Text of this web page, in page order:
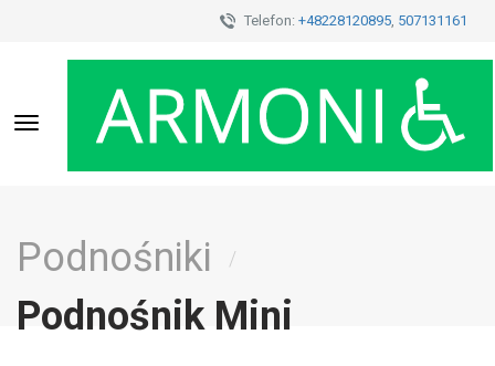
Telefon: +48228120895, 507131161
Toggle
navigation
Podnośniki /
Podnośnik Mini